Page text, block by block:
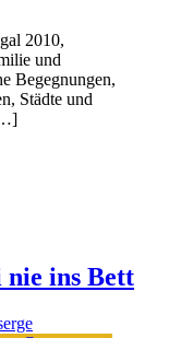
2010,
und
Begegnungen,
Städte und
ins Bett